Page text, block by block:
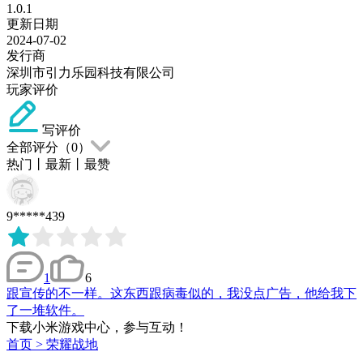
1.0.1
更新日期
2024-07-02
发行商
深圳市引力乐园科技有限公司
玩家评价
写评价
全部评分（0）
热门
最新 最赞
9*****439
1
6
跟宣传的不一样。这东西跟病毒似的，我没点广告，他给我下
了一堆软件。
下载小米游戏中心，参与互动！
首页 > 荣耀战地